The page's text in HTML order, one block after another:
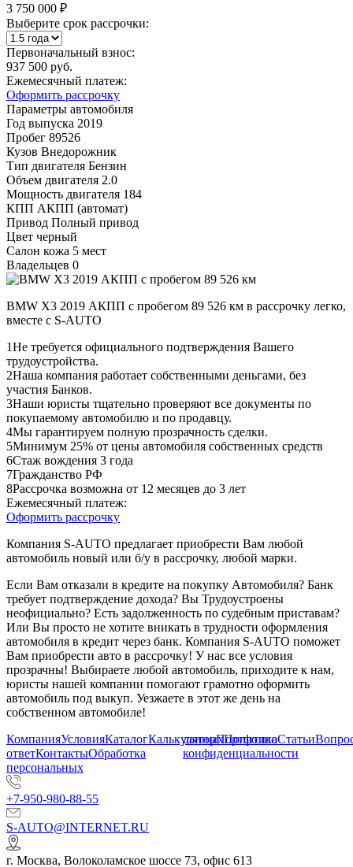
3 750 000 ₽
Выберите срок рассрочки:
Первоначальный взнос:
937 500 руб.
Ежемесячный платеж:
Оформить рассрочку
Параметры автомобиля
Год выпуска 2019
Пробег 89526
Кузов Внедорожник
Тип двигателя Бензин
Объем двигателя 2.0
Мощность двигателя 184
КПП АКПП (автомат)
Привод Полный привод
Цвет черный
Салон кожа 5 мест
Владельцев 0
BMW X3 2019 АКПП с пробегом 89 526 км в рассрочку легко,
вместе с S-AUTO
1Не требуется официального подтверждения Вашего
трудоустройства.
2Наша компания работает собственными деньгами, без
участия Банков.
3Наши юристы тщательно проверяют все документы по
покупаемому автомобилю и по продавцу.
4Мы гарантируем полную прозрачность сделки.
5Минимум 25% от цены автомобиля собственных средств
6Стаж вождения 3 года
7Гражданство РФ
8Рассрочка возможна от 12 месяцев до 3 лет
Ежемесячный платеж:
Оформить рассрочку
Компания S-AUTO предлагает приобрести Вам любой
автомобиль новый или б/у в рассрочку, любой марки.
Если Вам отказали в кредите на покупку Автомобиля? Банк
требует подтверждение дохода? Вы Трудоустроены
неофициально? Есть задолженность по судебным приставам?
Или Вы просто не хотите вникать в трудности оформления
автомобиля в кредит через банк. Компания S-AUTO поможет
Вам приобрести авто в рассрочку! У нас все условия
прозрачны! Выбираете любой автомобиль, приходите к нам,
юристы нашей компании помогают грамотно оформить
автомобиль под выкуп. Уезжаете в этот же день на
собственном автомобиле!
КомпанияУсловияКаталогКалькуляторПортфолиоСтатьи
ответКонтактыОбработка
персональных
данныхПолитика
конфиденциальности
+7-950-980-88-55
S-AUTO@INTERNET.RU
г. Москва, Волоколамское шоссе 73, офис 613